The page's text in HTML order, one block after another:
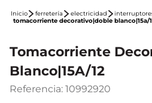
ferretería electricidad
tomacorriente decorativo|doble blanco|15a/
Tomacorriente
Blanco|15A/12
Referencia: 10992920